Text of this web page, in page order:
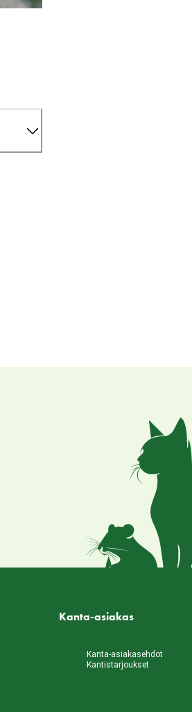
Kanta-asiakas
Kanta-asiakasehdot
Kantistarjoukset